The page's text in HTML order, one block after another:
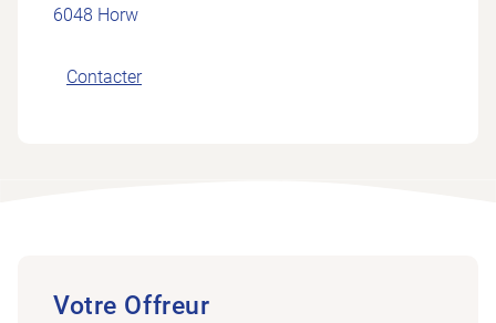
6048 Horw
Contacter
Votre Offreur